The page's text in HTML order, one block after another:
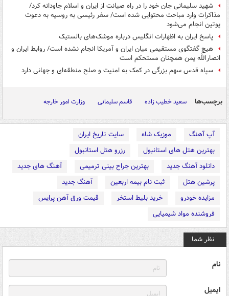
شهید سلیمانی جان خود را در راه صیانت از ایران و اسلام جاودانه کرد/
مذاکرات وارد مباحث محتوایی شده است/ سفر رئیسی به روسیه به دعوت
پوتین انجام می‌شود
پاسخ ایران به اظهارات انگلیس درباره موشک‌های بالستیک
هیچ گفتگوی مستقیمی میان ایران و آمریکا انجام نشده است/ روابط ایران و
انصارالله یمن همچنان مستحکم است
سپاه قدس سهم بزرگی در کمک به امنیت و صلح منطقه‌ای و جهانی دارد
برچسب‌ها سعید خطیب زاده قاسم سلیمانی وزارت امور خارجه
آپ آهنگ موزیک شاه
سایت تاریخ ایران
بهترین هتل های استانبول
رزرو هتل استانبول
دانلود آهنگ جدید
بهترین جراح بینی ترمیمی
آهنگ های جدید
پرشین هتل
ثبت نام بیمه اربعین
آهنگ جدید
مزایده خودرو
خرید بلیط استخر
قیمت ورق آهن پرایس
فروشنده مواد شیمیایی
نظر شما
نام
ایمیل